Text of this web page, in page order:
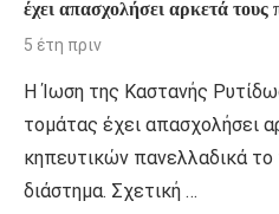
έχει απασχολήσει αρκετά
πανελλαδικά το τελευταίο
5 έτη πριν
Η Ίωση της Καστανής
τομάτας έχει απασχολήσει
κηπευτικών πανελλαδικά το
διάστημα. Σχετική …